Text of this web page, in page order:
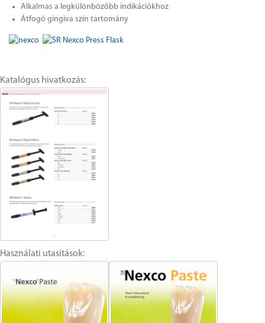
Alkalmas a legkülönbözőbb indikációkhoz
Átfogó gingiva szín tartomány
Katalógus hivatkozás:
Használati utasítások: